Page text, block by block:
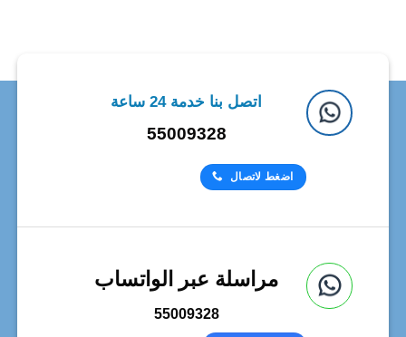
اتصل بنا خدمة 24 ساعة
55009328
اضغط لاتصال
مراسلة عبر الواتساب
55009328